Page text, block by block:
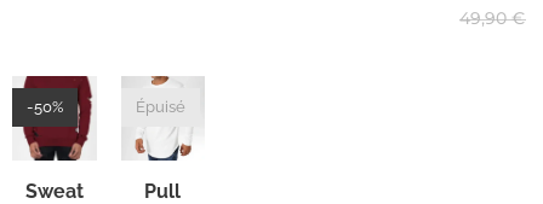
49,90€
Sweat
-50%
Pull
Épuisé